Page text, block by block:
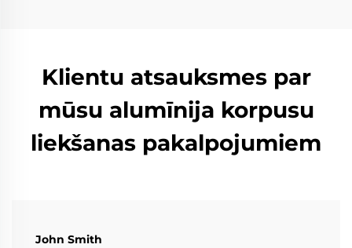
Klientu atsauksmes par
mūsu alumīnija korpusu
liekšanas pakalpojumiem
John Smith